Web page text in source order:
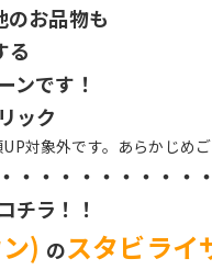
のお品物も
る
ンです！
ック
対象外です。あらかじめご
・・・・・・・・・
チラ！！
) のスタビライ